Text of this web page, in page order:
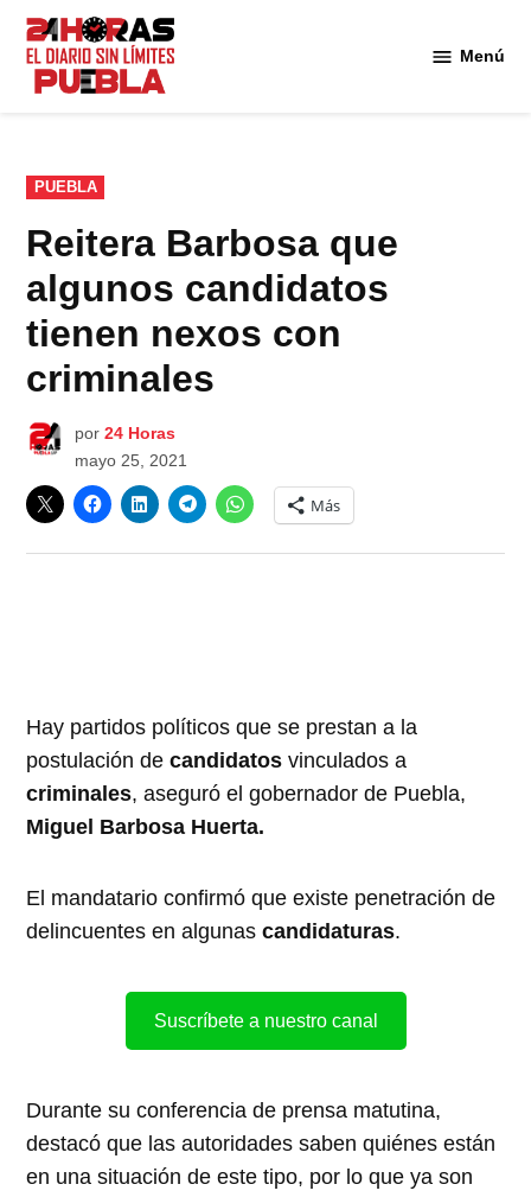
Saltar
contenido
Menú
PUBLICADO
EN
PUEBLA
Reitera Barbosa que
algunos candidatos
tienen nexos con
criminales
por 24 Horas
mayo 25, 2021
Más
Hay partidos políticos que se prestan a la
postulación decandidatos vinculados a
criminales, aseguró el gobernador de Puebla,
Miguel Barbosa Huerta.
El mandatario confirmó que existe penetración de
delincuentes en algunascandidaturas.
Suscríbete a nuestro canal
Durante su conferencia de prensa matutina,
destacó que las autoridades saben quiénes están
en una situación de este tipo, por lo que ya son